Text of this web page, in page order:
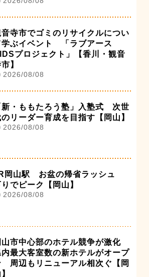
音寺市でゴミのリサイクルについ
学ぶイベント 「ラブアース
プロジェクト」【香川・観音
】
2026/08/08
新・ももたろう塾」入塾式 次世
リーダー育成を目指す【岡山】
2026/08/08
岡山駅 お盆の帰省ラッシュ
でピーク【岡山】
2026/08/08
山市中心部のホテル競争が激化
内最大客室数の新ホテルがオープ
周辺もリニューアル相次ぐ【岡